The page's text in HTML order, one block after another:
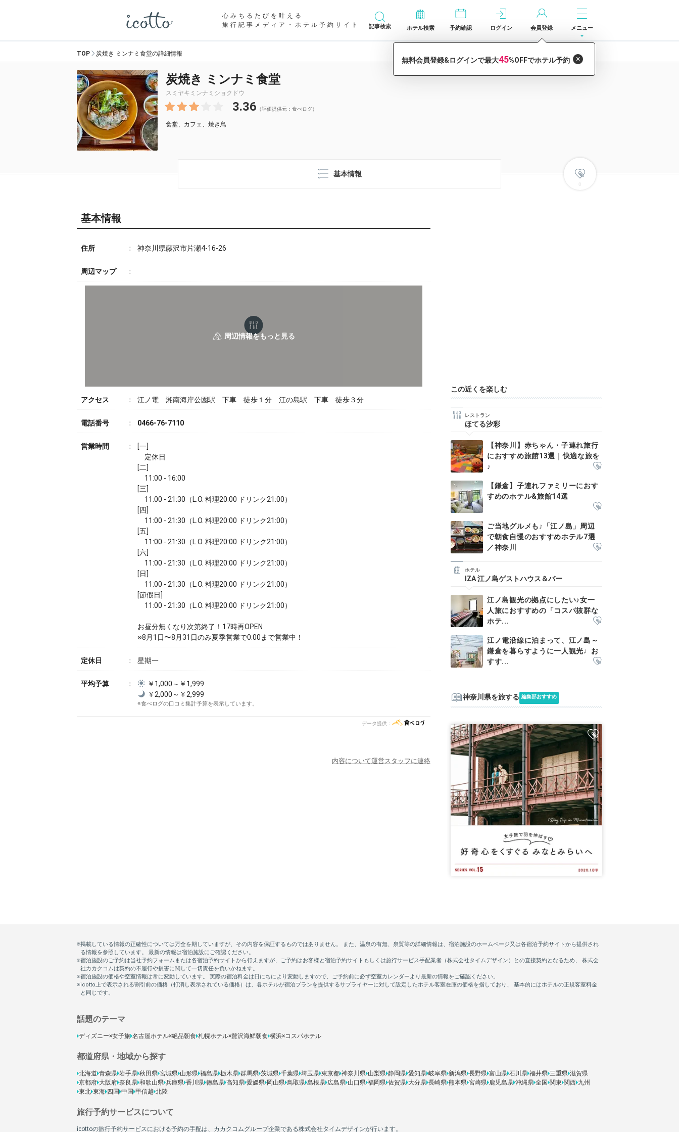
心みちるたびを叶える
旅行記事メディア・ホテル予約サイト
記事検索 ホテル検索 予約確認 ログイン 会員登録 メニュー
TOP 炭焼き ミンナミ食堂の詳細情報
炭焼き ミンナミ食堂
スミヤキミンナミショクドウ
3.36 （評価提供元：食べログ）
食堂、カフェ、焼き鳥
基本情報
基本情報
住所 神奈川県藤沢市片瀬4-16-26
周辺マップ
アクセス 江ノ電 湘南海岸公園駅 下車 徒歩１分 江の島駅 下車 徒歩３分
電話番号 0466-76-7110
営業時間
[一]
定休日
[二]
11:00 - 16:00
[三]
11:00 - 21:30（L.O. 料理20:00 ドリンク21:00）
[四]
11:00 - 21:30（L.O. 料理20:00 ドリンク21:00）
[五]
11:00 - 21:30（L.O. 料理20:00 ドリンク21:00）
[六]
11:00 - 21:30（L.O. 料理20:00 ドリンク21:00）
[日]
11:00 - 21:30（L.O. 料理20:00 ドリンク21:00）
[節假日]
11:00 - 21:30（L.O. 料理20:00 ドリンク21:00）
お昼分無くなり次第終了！17時再OPEN
※8月1日〜8月31日のみ夏季営業で0:00まで営業中！
定休日 星期一
平均予算
￥1,000～￥1,999
￥2,000～￥2,999
※食べログの口コミ集計予算を表示しています。
データ提供：
内容について運営スタッフに連絡
この近くを楽しむ
レストラン
ほてる汐彩
【神奈川】赤ちゃん・子連れ旅行
におすすめ旅館13選｜快適な旅を
♪
【鎌倉】子連れファミリーにおす
すめのホテル&旅館14選
ご当地グルメも♪「江ノ島」周辺
で朝食自慢のおすすめホテル7選
／神奈川
ホテル
IZA 江ノ島ゲストハウス＆バー
江ノ島観光の拠点にしたい♪女一
人旅におすすめの「コスパ抜群な
ホテ...
江ノ電沿線に泊まって、江ノ島～
鎌倉を暮らすように一人観光♩お
すす...
神奈川県を旅する 編集部おすすめ
話題のテーマ
ディズニー×女子旅 名古屋ホテル×絶品朝食 札幌ホテル×贅沢海鮮朝食 横浜×コスパホテル
都道府県・地域から探す
北海道 青森県 岩手県 秋田県 宮城県 山形県 福島県 栃木県 群馬県 茨城県 千葉県 埼玉県 東京都 神奈川県 山梨県 静岡県 愛知県 岐阜県 新潟県 長野県 富山県 石川県 福井県 三重県 滋賀県
京都府 大阪府 奈良県 和歌山県 兵庫県 香川県 徳島県 高知県 愛媛県 岡山県 鳥取県 島根県 広島県 山口県 福岡県 佐賀県 大分県 長崎県 熊本県 宮崎県 鹿児島県 沖縄県 全国 関東 関西 九州
東北 東海 四国 中国 甲信越 北陸
旅行予約サービスについて
icottoの旅行予約サービスにおける予約の手配は、カカクコムグループ企業である株式会社タイムデザインが行います。